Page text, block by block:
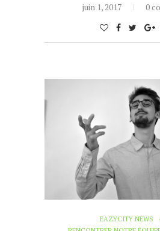
juin 1, 2017 0
EAZYCITY NEWS